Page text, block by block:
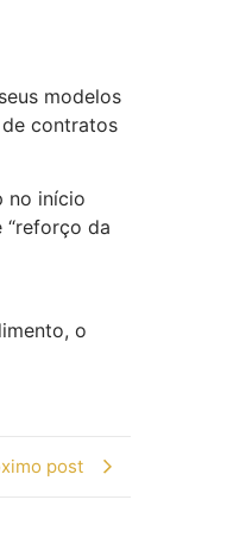
modelos
contratos
no início
da
o
post